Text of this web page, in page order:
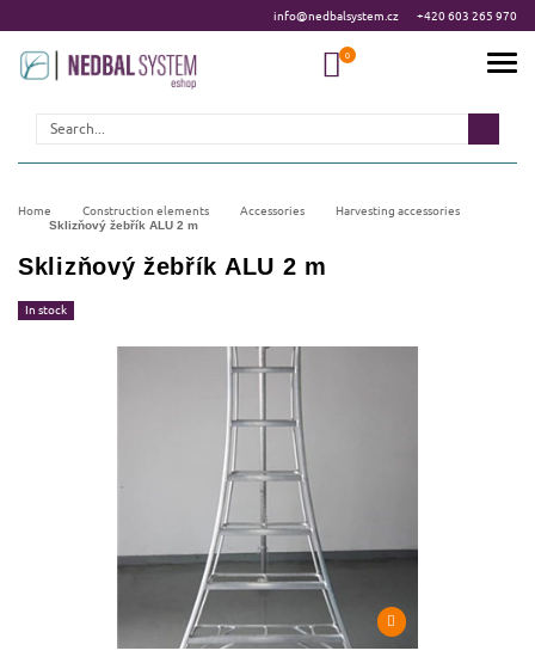
info@nedbalsystem.cz +420 603 265 970
Search
Home Construction elements Accessories Harvesting accessories
Sklizňový žebřík ALU 2 m
Sklizňový žebřík ALU 2 m
In stock